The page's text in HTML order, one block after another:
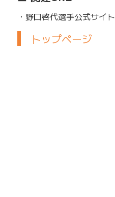
・野口啓代選手公式サイト
トップページ